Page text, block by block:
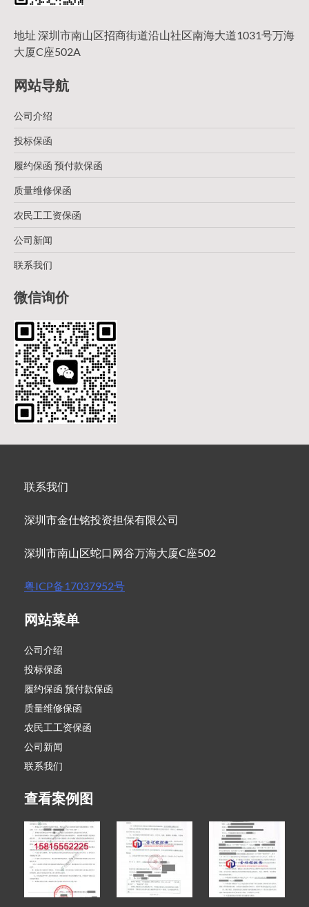
地址 深圳市南山区招商街道沿山社区南海大道1031号万海
大厦C座502A
网站导航
公司介绍
投标保函
履约保函 预付款保函
质量维修保函
农民工工资保函
公司新闻
联系我们
微信询价
联系我们
深圳市金仕铭投资担保有限公司
深圳市南山区蛇口网谷万海大厦C座502
粤ICP备17037952号
网站菜单
公司介绍
投标保函
履约保函 预付款保函
质量维修保函
农民工工资保函
公司新闻
联系我们
查看案例图